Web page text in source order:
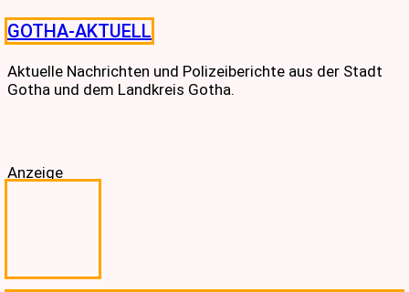
Skip
to
content
GOTHA-AKTUELL
Aktuelle Nachrichten und Polizeiberichte aus der Stadt
Gotha und dem Landkreis Gotha.
Anzeige